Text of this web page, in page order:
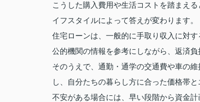
こうした購入費用や生活コストを踏まえ
イフスタイルによって答えが変わります。
住宅ローンは、一般的に手取り収入に対
公的機関の情報を参考にしながら、返済
そのうえで、通勤・通学の交通費や車の
し、自分たちの暮らし方に合った価格帯
不安がある場合には、早い段階から資金